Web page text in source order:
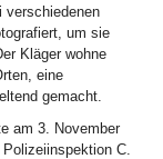
verschiedenen
um sie
Kläger wohne
eine
gemacht.
am 3. November
C.